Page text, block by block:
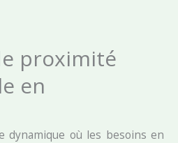
proximité
en
dynamique où les besoins en